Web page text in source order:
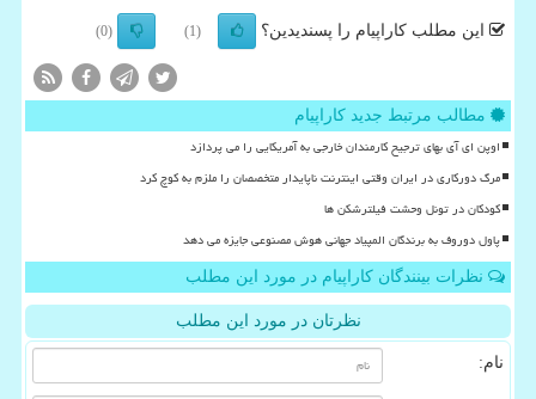
این مطلب کاراپیام را پسندیدین؟ (1)
(0)
مطالب مرتبط جدید کاراپیام
اوپن ای آی بهای ترجیح کارمندان خارجی به آمریکایی را می پردازد
مرگ دورکاری در ایران وقتی اینترنت ناپایدار متخصصان را ملزم به کوچ کرد
کودکان در تونل وحشت فیلترشکن ها
پاول دوروف به برندگان المپیاد جهانی هوش مصنوعی جایزه می دهد
نظرات بینندگان کاراپیام در مورد این مطلب
نظرتان در مورد این مطلب
نام: